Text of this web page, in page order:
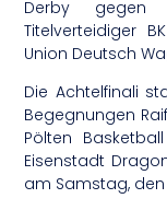
Derby gegen
Titelverteidiger
Union Deutsch
Die Achtelfinali
Begegnungen
Pölten
Eisenstadt
am Samstag,